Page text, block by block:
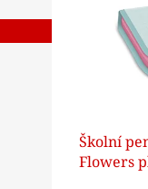
kŠkolní
Flowers